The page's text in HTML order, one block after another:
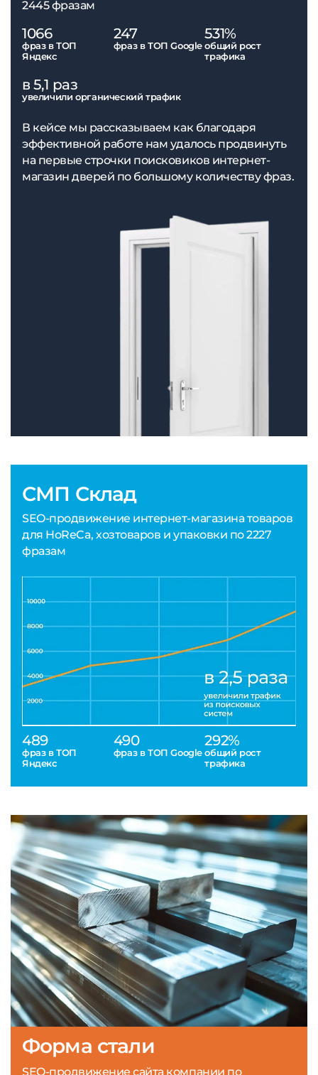
СМП Склад
SEO-продвижение интернет-магазина товаров
для HoReCa, хозтоваров и упаковки по 2227
фразам
489
фраз в ТОП
Яндекс
490
фраз в ТОП Google
292%
общий рост
трафика
2445 фразам
1066
фраз в ТОП
Яндекс
247
фраз в ТОП Google
531%
общий рост
трафика
в 5,1 раз
увеличили органический трафик
В кейсе мы рассказываем как благодаря
эффективной работе нам удалось продвинуть
на первые строчки поисковиков интернет-
магазин дверей по большому количеству фраз.
Форма стали
SEO-продвижение сайта компании по